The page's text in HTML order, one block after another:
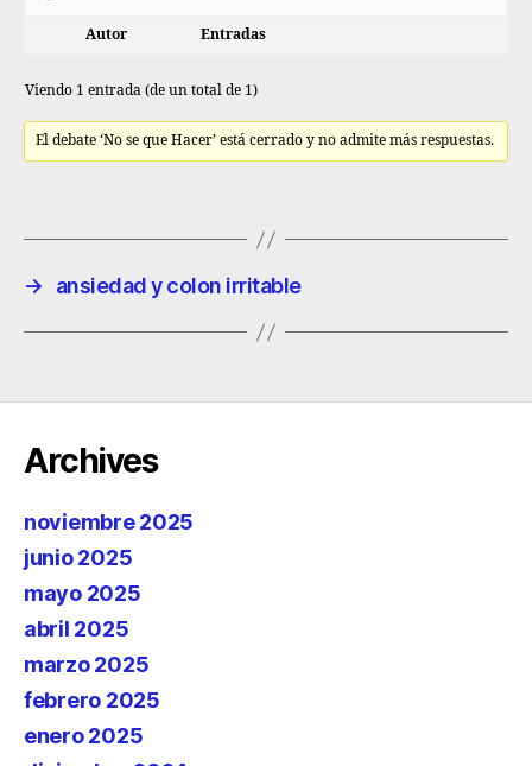
Autor Entradas
Viendo 1 entrada (de un total de 1)
El debate ‘No se que Hacer’ está cerrado y no admite más respuestas.
→ ansiedad y colon irritable
Archives
noviembre 2025
junio 2025
mayo 2025
abril 2025
marzo 2025
febrero 2025
enero 2025